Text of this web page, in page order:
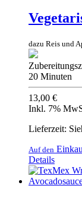
dazu Reis und
20 Minuten
13,00 €
Inkl. 7%
Lieferzeit:
Auf den
Details